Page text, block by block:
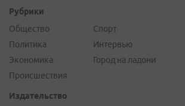
Рубрики
Общество
Политика
Экономика
Происшествия
Спорт
Интервью
Город на ладони
Издательство